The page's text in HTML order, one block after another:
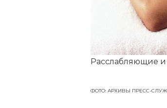
Расслабляющие и
ФОТО: АРХИВЫ ПРЕСС-